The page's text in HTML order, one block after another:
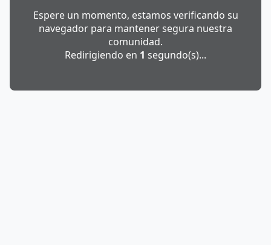
Espere un momento, estamos verificando su
navegador para mantener segura nuestra
comunidad.
Redirigiendo en 1 segundo(s)...